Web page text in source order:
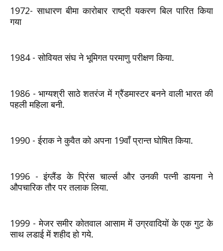
1972-साधारण बीमा कारोबार राष्ट्री यकरण बिल पारित किया
गया
1984 -सोवियत संघ ने भूमिगत परमाणु परीक्षण किया.
1986 -भाग्‍यश्री साठे शतरंज में ग्रैंडमास्‍टर बनने वाली भारत की
पहली महिला बनी.
1990 -ईराक ने कुवैत को अपना 19वाँ प्रान्त घोषित किया.
1996 -इंग्लैंड के प्रिंस चार्ल्स और उनकी पत्नी डायना ने
औपचारिक तौर पर तलाक लिया.
1999 -मेजर समीर कोतवाल आसाम में उग्रवादियों के एक गुट के
साथ लडाई में शहीद हो गये.